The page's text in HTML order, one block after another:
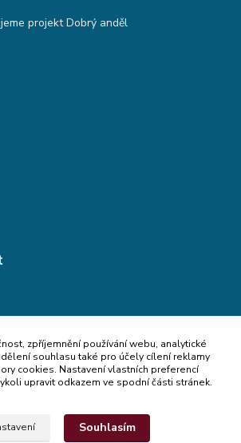
projekt Dobrý anděl
912 435
zpříjemnění používání webu, analytické
souhlasu také pro účely cílení reklamy
cookies. Nastavení vlastních preferencí
upravit odkazem ve spodní části stránek.
Souhlasím